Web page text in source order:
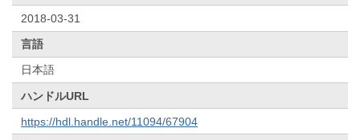
2018-03-31
言語
日本語
ハンドルURL
https://hdl.handle.net/11094/67904